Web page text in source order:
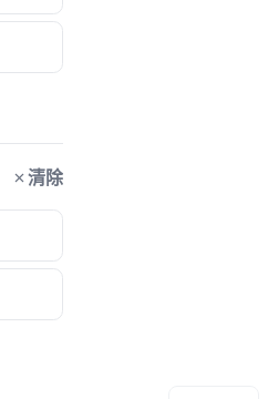
清除